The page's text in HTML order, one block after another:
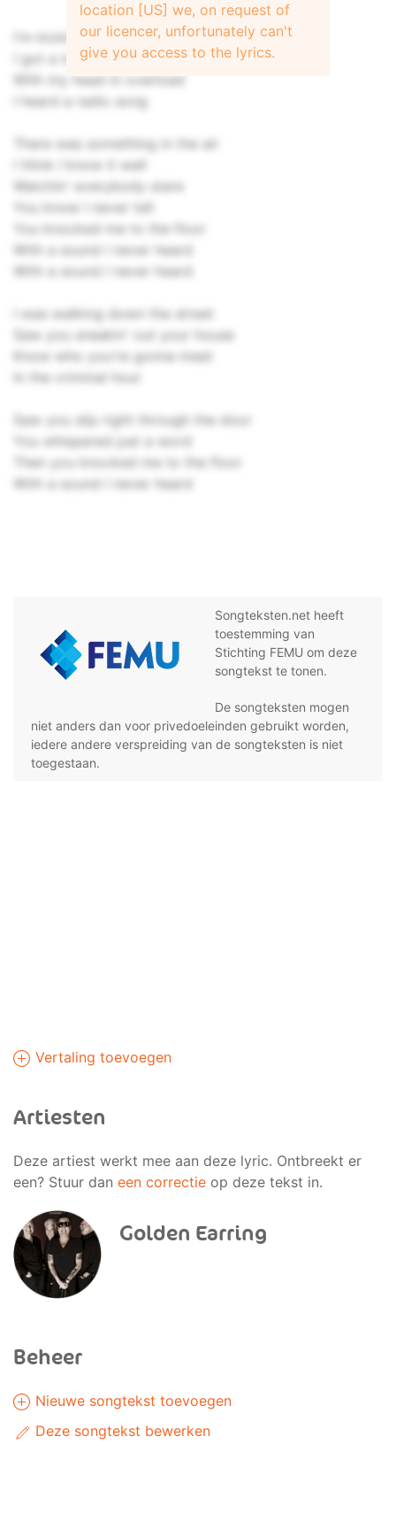
I'm kicking down the road
I got a top hat on
With my head in overload
I heard a radio song
There was something in the air
I think I know it well
Watchin' everybody stare
You know I never tell
You knocked me to the floor
With a sound I never heard
With a sound I never heard
I was walking down the street
Saw you sneakin' out your house
Know who you're gonna meet
In the criminal hour
Saw you slip right through the door
You whispered just a word
Then you knocked me to the floor
With a sound I never heard
location [US] we, on request of
our licencer, unfortunately can't
give you access to the lyrics.
Songteksten.net heeft
toestemming van
Stichting FEMU om deze
songtekst te tonen.
De songteksten mogen
niet anders dan voor privedoeleinden gebruikt worden,
iedere andere verspreiding van de songteksten is niet
toegestaan.
Vertaling toevoegen
Artiesten
Deze artiest werkt mee aan deze lyric. Ontbreekt er
een? Stuur dan een correctie op deze tekst in.
Golden Earring
Beheer
Nieuwe songtekst toevoegen
Deze songtekst bewerken